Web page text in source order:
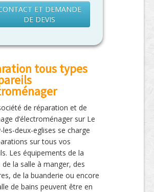
ET DEMANDE
DE DEVIS
tous types
de réparation et de
d’électroménager sur Le
les-deux-eglises se charge
sur tous vos
Les équipements de la
de la salle à manger, des
de la buanderie ou encore
de bains peuvent être en